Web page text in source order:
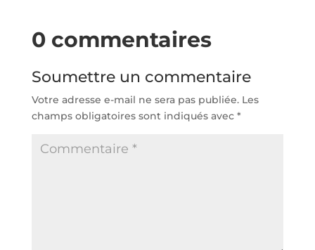
0 commentaires
Soumettre un commentaire
Votre adresse e-mail ne sera pas publiée. Les
champs obligatoires sont indiqués avec *